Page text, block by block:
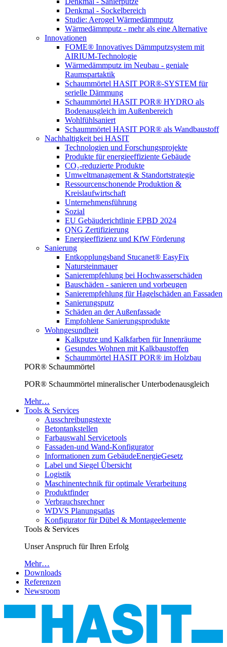
Denkmal - Sockelbereich
Studie: Aerogel Wärmedämmputz
Wärmedämmputz - mehr als eine Alternative
Innovationen
FOME® Innovatives Dämmputzsystem mit
AIRIUM-Technologie
Wärmedämmputz im Neubau - geniale
Raumspartaktik
Schaummörtel HASIT POR®-SYSTEM für
serielle Dämmung
Schaummörtel HASIT POR® HYDRO als
Bodenausgleich im Außenbereich
Wohlfühlsaniert
Schaummörtel HASIT POR® als Wandbaustoff
Nachhaltigkeit bei HASIT
Technologien und Forschungsprojekte
Produkte für energieeffiziente Gebäude
CO₂-reduzierte Produkte
Umweltmanagement & Standortstrategie
Ressourcenschonende Produktion &
Kreislaufwirtschaft
Unternehmensführung
Sozial
EU Gebäuderichtlinie EPBD 2024
QNG Zertifizierung
Energieeffizienz und KfW Förderung
Sanierung
Entkopplungsband Stucanet® EasyFix
Natursteinmauer
Sanierempfehlung bei Hochwasserschäden
Bauschäden - sanieren und vorbeugen
Sanierempfehlung für Hagelschäden an Fassaden
Sanierungsputz
Schäden an der Außenfassade
Empfohlene Sanierungsprodukte
Wohngesundheit
Kalkputze und Kalkfarben für Innenräume
Gesundes Wohnen mit Kalkbaustoffen
Schaummörtel HASIT POR® im Holzbau
POR® Schaummörtel
POR® Schaummörtel mineralischer Unterbodenausgleich
Mehr…
Tools & Services
Ausschreibungstexte
Betontankstellen
Farbauswahl Servicetools
Fassaden-und Wand-Konfigurator
Informationen zum GebäudeEnergieGesetz
Label und Siegel Übersicht
Logistik
Maschinentechnik für optimale Verarbeitung
Produktfinder
Verbrauchsrechner
WDVS Planungsatlas
Konfigurator für Dübel & Montageelemente
Tools & Services
Unser Anspruch für Ihren Erfolg
Mehr…
Downloads
Referenzen
Newsroom